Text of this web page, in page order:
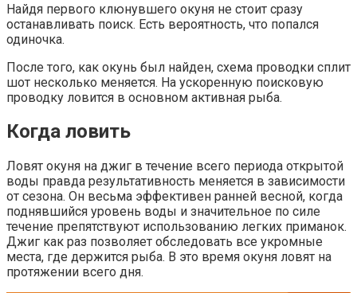
Найдя первого клюнувшего окуня не стоит сразу
останавливать поиск. Есть вероятность, что попался
одиночка.
После того, как окунь был найден, схема проводки сплит
шот несколько меняется. На ускоренную поисковую
проводку ловится в основном активная рыба.
Когда ловить
Ловят окуня на джиг в течение всего периода открытой
воды правда результативность меняется в зависимости
от сезона. Он весьма эффективен ранней весной, когда
поднявшийся уровень воды и значительное по силе
течение препятствуют использованию легких приманок.
Джиг как раз позволяет обследовать все укромные
места, где держится рыба. В это время окуня ловят на
протяжении всего дня.